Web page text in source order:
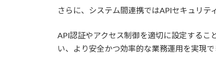
さらに、システム間連携ではAPIセキュリテ
API認証やアクセス制御を適切に設定するこ
い、より安全かつ効率的な業務運用を実現で